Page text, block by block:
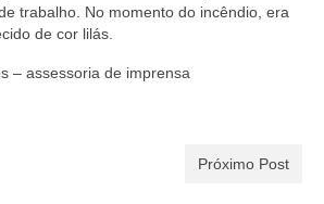
trabalho. No momento do incêndio, era
de cor lilás.
– assessoria de imprensa
Próximo Post